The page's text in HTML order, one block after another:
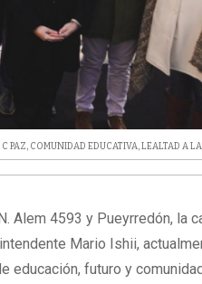
PAZ, COMUNIDAD EDUCATIVA,LEALTAD A
Alem 4593 y Pueyrredón, la
Mario Ishii,
educación, futuro y